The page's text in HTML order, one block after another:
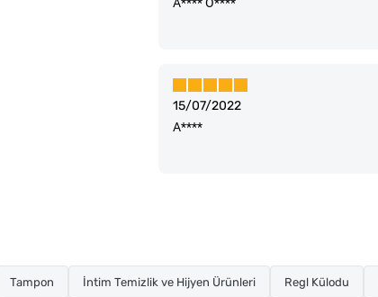
15/07/2022
A****
Tampon İntim Temizlik ve Hijyen Ürünleri Regl Külodu